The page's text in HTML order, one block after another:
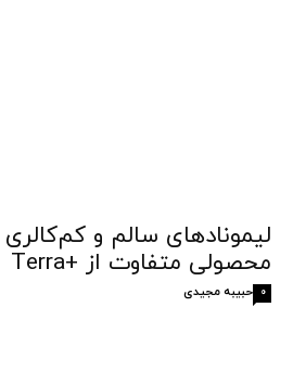
محصولی متفاوت از +Terra
حبیبه مجیدی 0